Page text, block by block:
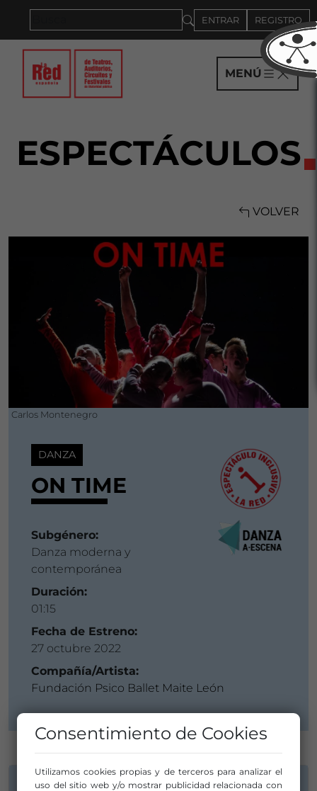
ENTRAR REGISTRO
MENÚ
ESPECTÁCULOS
VOLVER
Carlos Montenegro
DANZA
ON TIME
Subgénero:
Danza moderna y
contemporánea
Duración:
01:15
Fecha de Estreno:
27 octubre 2022
Compañía/Artista:
Fundación Psico Ballet Maite León
INFORMACIÓN DE CONTACTO
Consentimiento de Cookies
Utilizamos cookies propias y de terceros para analizar el
uso del sitio web y/o mostrar publicidad relacionada con